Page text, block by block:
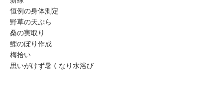
恒例の身体測定
野草の天ぷら
桑の実取り
鯉のぼり作成
梅拾い
思いがけず暑くなり水浴び